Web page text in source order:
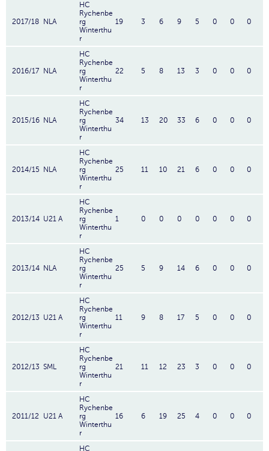
2017/18 NLA
HC
Rychenbe
rg
Winterthu
r
19 3 6 9 5 0 0 0
2016/17 NLA
HC
Rychenbe
rg
Winterthu
r
22 5 8 13 3 0 0 0
2015/16 NLA
HC
Rychenbe
rg
Winterthu
r
34 13 20 33 6 0 0 0
2014/15 NLA
HC
Rychenbe
rg
Winterthu
r
25 11 10 21 6 0 0 0
2013/14 U21 A
HC
Rychenbe
rg
Winterthu
r
1 0 0 0 0 0 0 0
2013/14 NLA
HC
Rychenbe
rg
Winterthu
r
25 5 9 14 6 0 0 0
2012/13 U21 A
HC
Rychenbe
rg
Winterthu
r
11 9 8 17 5 0 0 0
2012/13 SML
HC
Rychenbe
rg
Winterthu
r
21 11 12 23 3 0 0 0
2011/12 U21 A
HC
Rychenbe
rg
Winterthu
r
16 6 19 25 4 0 0 0
HC